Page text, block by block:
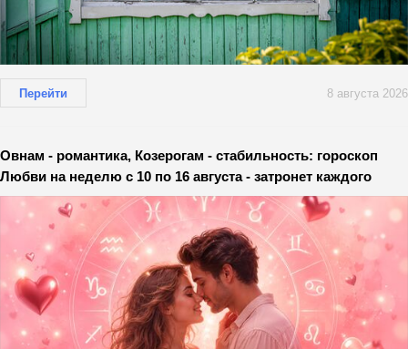
Перейти 8 августа 2026
Овнам - романтика, Козерогам - стабильность: гороскоп
Любви на неделю с 10 по 16 августа - затронет каждого